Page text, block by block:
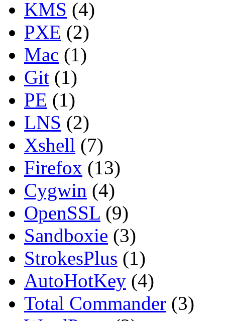
KMS (4)
PXE (2)
Mac (1)
Git (1)
PE (1)
LNS (2)
Xshell (7)
Firefox (13)
Cygwin (4)
OpenSSL (9)
Sandboxie (3)
StrokesPlus (1)
AutoHotKey (4)
Total Commander (3)